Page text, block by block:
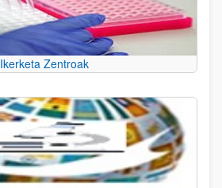
Ikerketa Zentroak